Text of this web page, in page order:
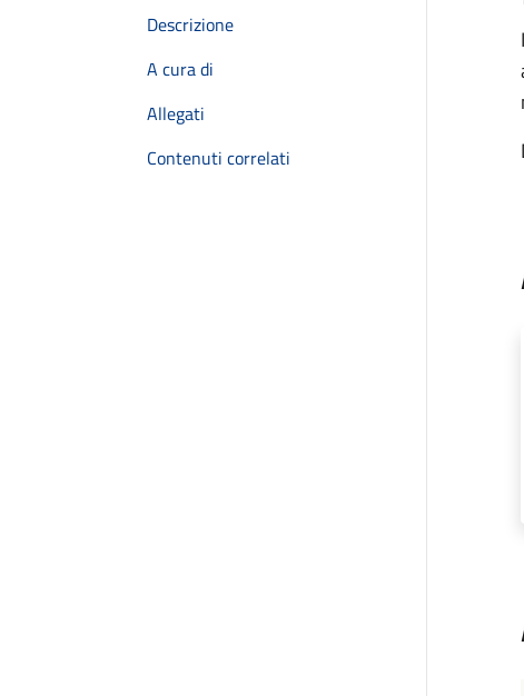
Descrizione
A cura di
Allegati
Contenuti correlati